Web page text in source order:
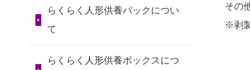
その
※剥
2026/07/29 15:08
神奈川の方からお申込み
2026/07/06 9年間自由が丘店を
見守ってくれてありがとう。
2026/07/05
しっかりとお人形
2024/01/13供養後の通知はも
らえますか？
第78回人形供養祭
令和7年6月20日(金)
らくらく人形供養パックについ
て
らくらく人形供養ボックスにつ